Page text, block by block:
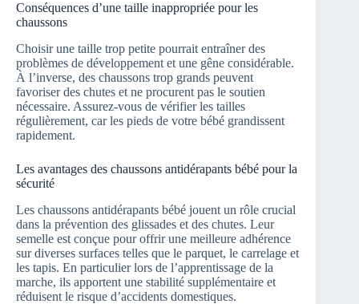
Conséquences d’une taille inappropriée pour les
chaussons
Choisir une taille trop petite pourrait entraîner des
problèmes de développement et une gêne considérable.
À l’inverse, des chaussons trop grands peuvent
favoriser des chutes et ne procurent pas le soutien
nécessaire. Assurez-vous de vérifier les tailles
régulièrement, car les pieds de votre bébé grandissent
rapidement.
Les avantages des chaussons antidérapants bébé pour la
sécurité
Les chaussons antidérapants bébé jouent un rôle crucial
dans la prévention des glissades et des chutes. Leur
semelle est conçue pour offrir une meilleure adhérence
sur diverses surfaces telles que le parquet, le carrelage et
les tapis. En particulier lors de l’apprentissage de la
marche, ils apportent une stabilité supplémentaire et
réduisent le risque d’accidents domestiques.